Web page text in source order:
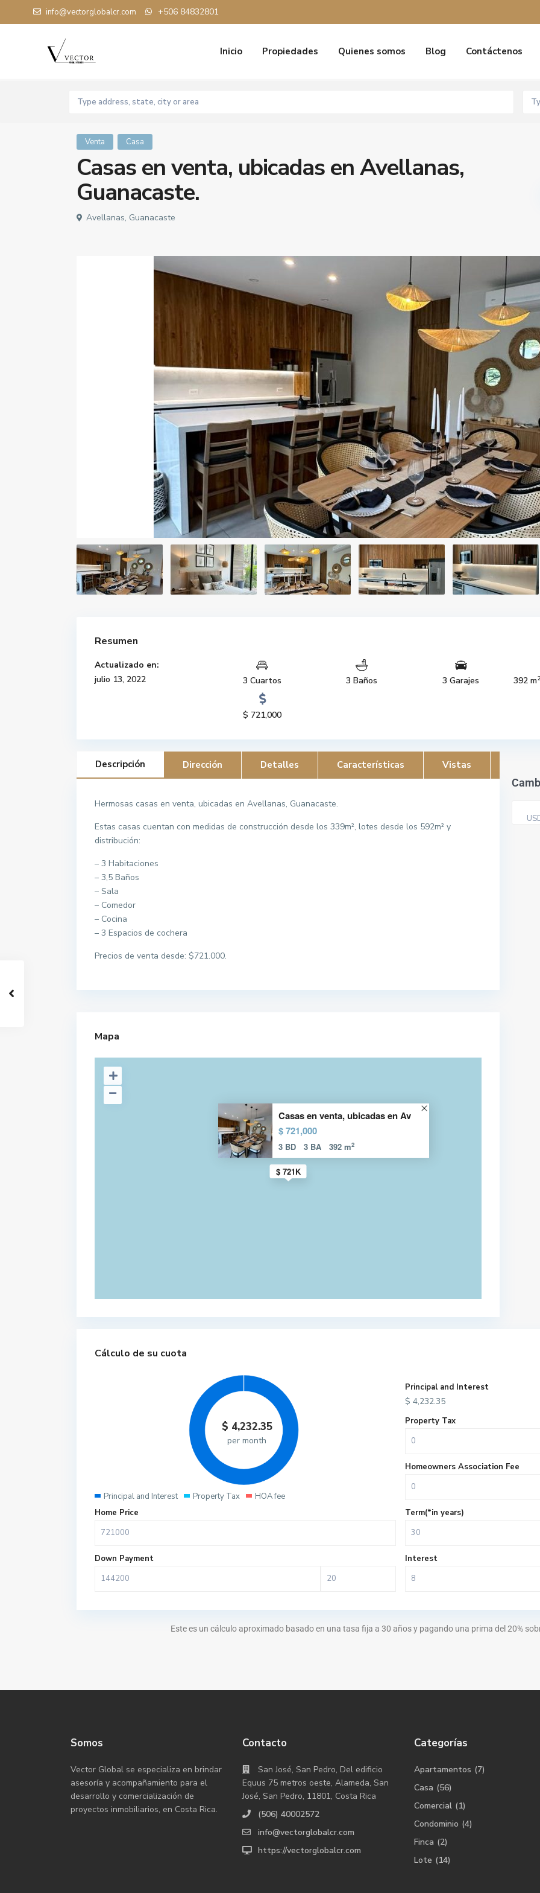
info@vectorglobalcr.com +506 84832801
Inicio Propiedades Quienes somos Blog Contáctenos
Venta Casa
Casas en venta, ubicadas en Avellanas,
Guanacaste.
Avellanas, Guanacaste
Resumen
Actualizado en:
julio 13, 2022
3 Cuartos 3 Baños 3 Garajes 392 m
$ 721,000
Descripción Dirección Detalles Características Vistas
Hermosas casas en venta, ubicadas en Avellanas, Guanacaste.
Estas casas cuentan con medidas de construcción desde los 339m², lotes desde los 592m² y
distribución:
– 3 Habitaciones
– 3,5 Baños
– Sala
– Comedor
– Cocina
– 3 Espacios de cochera
Precios de venta desde: $721.000.
Mapa
$ 721K
Casas en venta, ubicadas en Av
$ 721,000
3 BD 3 BA 392 m2
Cálculo de su cuota
$ 4,232.35
per month
Principal and Interest Property Tax HOA fee
Principal and Interest
$ 4,232.35
Property Tax
Homeowners Association Fee
Home Price
Down Payment
Term(*in years)
Interest
Este es un cálculo aproximado basado en una tasa fija a 30 años y pagando una prima del 20%
Somos
Vector Global se especializa en brindar
asesoría y acompañamiento para el
desarrollo y comercialización de
proyectos inmobiliarios, en Costa Rica.
Contacto
San José, San Pedro, Del edificio
Equus 75 metros oeste, Alameda, San
José, San Pedro, 11801, Costa Rica
(506) 40002572
info@vectorglobalcr.com
https://vectorglobalcr.com
Categorías
Apartamentos (7)
Casa (56)
Comercial (1)
Condominio (4)
Finca (2)
Lote (14)